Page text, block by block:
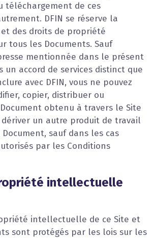
téléchargement de ces
DFIN se réserve la
des droits de propriété
tous les Documents. Sauf
mentionnée dans le présent
un accord de services distinct que
avec DFIN, vous ne pouvez
copier, distribuer ou
obtenu à travers le Site
dériver un autre produit de travail
sauf dans les cas
par les Conditions
intellectuelle
intellectuelle de ce Site et
sont protégés par les lois sur les